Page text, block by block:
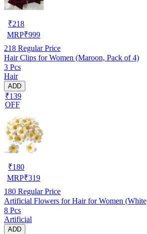
₹218
MRP₹999
218 Regular Price
Hair Clips for Women (Maroon, Pack of 4)
3 Pcs
Hair
ADD
₹139
OFF
₹180
MRP₹319
180 Regular Price
Artificial Flowers for Hair for Women
8 Pcs
Artificial
ADD